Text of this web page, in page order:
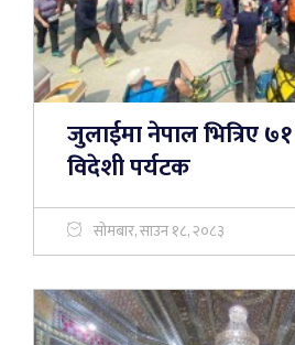
जुलाईमा नेपाल भित्रिए
विदेशी पर्यटक
सोमबार, साउन १८, २०८३